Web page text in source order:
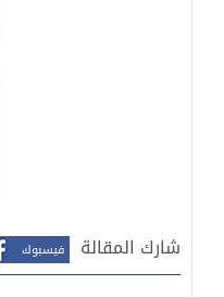
شارك المقالة فيسبوك